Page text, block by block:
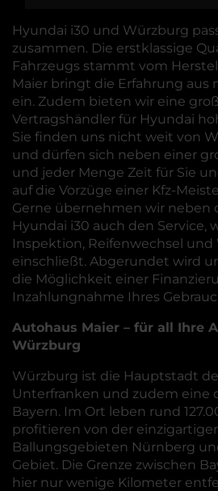
Hyundai i30 und Würzburg
zusammen. Die erstklassige
Fahrzeugs stammt vom
Maier bringt die Erfahrung aus
ein. Zudem bieten wir eine
Vertragshändler für Hyundai
Sie finden uns nicht weit von
und dürfen sich neben einer
und jeder Menge Zeit für Sie
auf die Vorzüge einer Kfz-
Gerne übernehmen wir neben
Hyundai i30 auch den Service,
Inspektion, Reifenwechsel und
einschließt. Abgerundet wird
die Möglichkeit einer
Inzahlungnahme Ihres
Autohaus Maier – für all Ihre
Würzburg
Würzburg ist die Hauptstadt
Unterfranken und zudem eine
Bayern. Im Ort leben rund
profitieren von der
Ballungsgebieten Nürnberg
Gebiet. Die Grenze zwischen
hier nur wenige Kilometer